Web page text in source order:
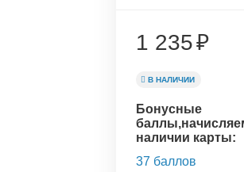
1 235₽
В НАЛИЧИИ
Бонусные
наличии карты:
37 баллов